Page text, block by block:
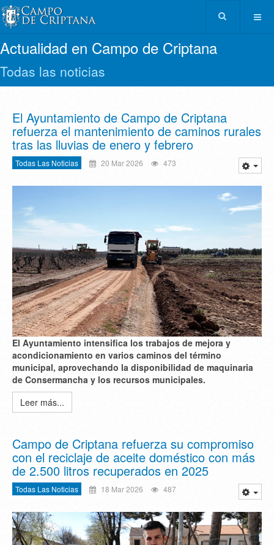
Actualidad en Campo de Criptana
Todas las noticias
El Ayuntamiento de Campo de Criptana
refuerza el mantenimiento de caminos rurales
tras las lluvias de enero y febrero
Todas Las Noticias 20 Mar 2026 473
El Ayuntamiento intensifica los trabajos de mejora y
acondicionamiento en varios caminos del término
municipal, aprovechando la disponibilidad de maquinaria
de Consermancha y los recursos municipales.
Leer más...
Campo de Criptana refuerza su compromiso
con el reciclaje de aceite doméstico con más
de 2.500 litros recuperados en 2025
Todas Las Noticias 18 Mar 2026 487